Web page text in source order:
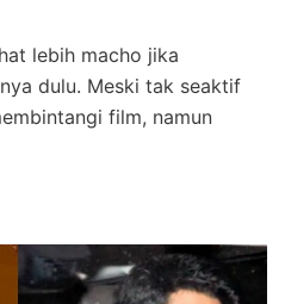
lebih macho jika
dulu. Meski tak seaktif
film, namun